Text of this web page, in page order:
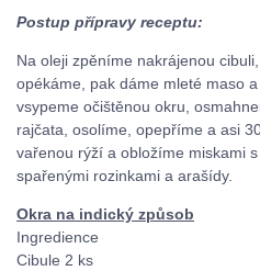
Postup přípravy receptu:
Na oleji zpěníme nakrájenou
opékáme, pak dáme mleté maso
vsypeme očištěnou okru,
rajčata, osolíme, opepříme a asi
vařenou rýží a obložíme miskami
spařenými rozinkami a arašídy.
Okra na indický způsob
Ingredience
Cibule 2 ks